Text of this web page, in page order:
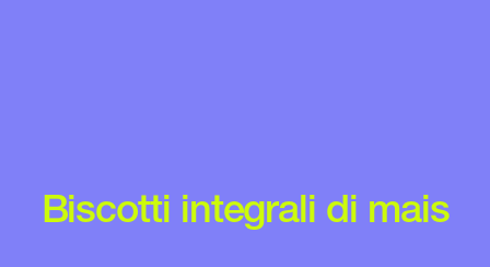
Biscotti integrali di mais